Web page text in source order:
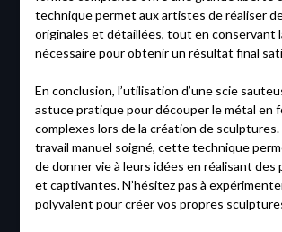
technique permet aux artistes de réaliser
originales et détaillées, tout en conservant
nécessaire pour obtenir un résultat final
En conclusion, l’utilisation d’une scie
astuce pratique pour découper le métal en
complexes lors de la création de sculptures.
travail manuel soigné, cette technique
de donner vie à leurs idées en réalisant des
et captivantes. N’hésitez pas à
polyvalent pour créer vos propres